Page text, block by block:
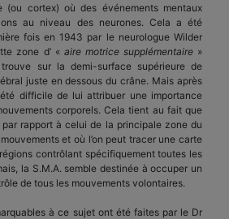
(ou cortex) où des événements mentaux
au niveau des neurones. Cela a été
fois en 1943 par le neurologue Wilder
zone d’ « aire motrice supplémentaire»
sur la demi-surface supérieure de
juste en dessous du crâne. Mais après
difficile de lui attribuer une importance
corporels. Cela tient au fait que
rapport à celui de la principale zone du
et où l’on peut tracer une carte
contrôlant spécifiquement toutes les
la S.M.A. semble destinée à occuper un
de tous les mouvements volontaires.
à ce sujet ont été faites par le Dr